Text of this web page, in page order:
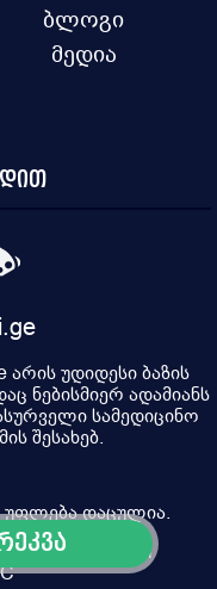
ბლოგი
მედია
უდიდესი ბაზის
ნებისმიერ ადამიანს
სამედიცინო
შესახებ.
უფლება დაცულია.
of "Digital